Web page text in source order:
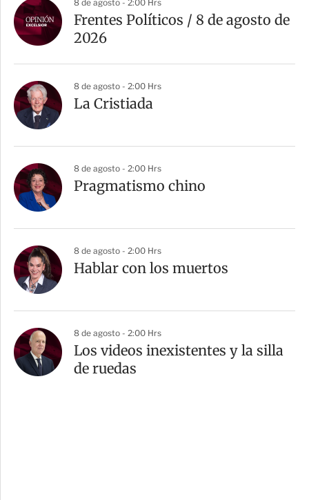
8 de agosto - 2:00 Hrs
Frentes Políticos / 8 de agosto de
2026
8 de agosto - 2:00 Hrs
La Cristiada
8 de agosto - 2:00 Hrs
Pragmatismo chino
8 de agosto - 2:00 Hrs
Hablar con los muertos
8 de agosto - 2:00 Hrs
Los videos inexistentes y la silla
de ruedas